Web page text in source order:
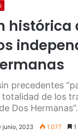
histórica
precedentes
de los
Dos Hermanas”.
junio, 2023 1.077